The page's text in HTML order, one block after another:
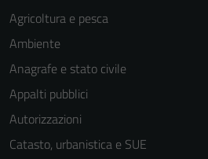
Agricoltura e pesca
Ambiente
Anagrafe e stato civile
Appalti pubblici
Autorizzazioni
Catasto, urbanistica e SUE